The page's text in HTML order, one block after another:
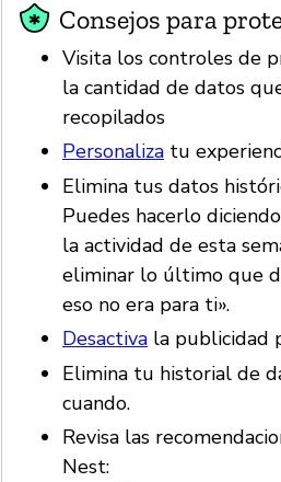
Consejos para
Visita los controles de
la cantidad de datos
recopilados
Personaliza tu
Elimina tus datos
Puedes hacerlo
la actividad de esta
eliminar lo último que
eso no era para ti».
Desactiva la publicidad
Elimina tu historial de
cuando.
Revisa las
Nest: